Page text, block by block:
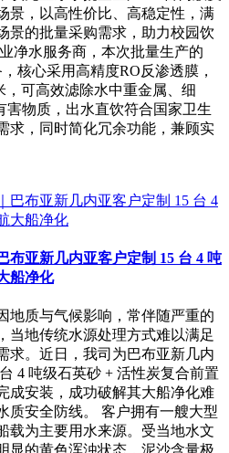
景，以高性价比、高稳定性，满
景的批量采购需求，助力校园饮
净水服务商，本次批量生产的
核心采用高精度RO反渗透膜，
，可高效滤除水中重金属、细
害物质，出水直饮符合国家卫生
求，同时简化冗余功能，兼顾实
布亚新几内亚客户定制 15 台 4 吨
船净化
地质与气候影响，常伴随严重的
当地传统水源处理方式难以满足
求。近日，我司为巴布亚新几内
4 吨级石英砂 + 活性炭复合前置
成安装，成功破解其大船净化难
质安全防线。 客户拥有一艘大型
载为主要用水来源。受当地水文
显的黄色浑浊状态，泥沙含量极